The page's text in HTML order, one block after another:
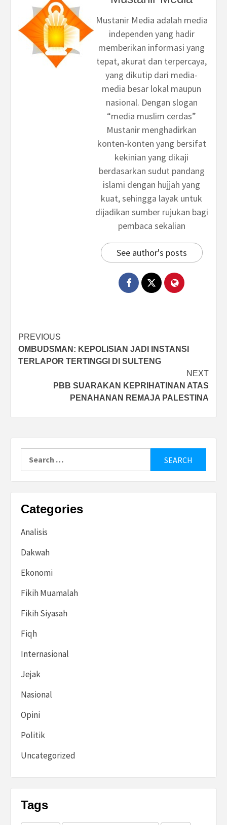
Mustanir Media adalah media
independen yang hadir
memberikan informasi yang
tepat, akurat dan terpercaya,
yang dikutip dari media-
media besar lokal maupun
nasional. Dengan slogan
“media muslim cerdas”
Mustanir menghadirkan
konten-konten yang bersifat
kekinian yang dikaji
berdasarkan sudut pandang
islami dengan hujjah yang
kuat, sehingga layak untuk
dijadikan sumber rujukan bagi
pembaca sekalian
See author's posts
Post
navigation
PREVIOUS
OMBUDSMAN: KEPOLISIAN JADI INSTANSI
TERLAPOR TERTINGGI DI SULTENG
NEXT
PBB SUARAKAN KEPRIHATINAN ATAS
PENAHANAN REMAJA PALESTINA
Categories
Analisis
Dakwah
Ekonomi
Fikih Muamalah
Fikih Siyasah
Fiqh
Internasional
Jejak
Nasional
Opini
Politik
Uncategorized
Tags